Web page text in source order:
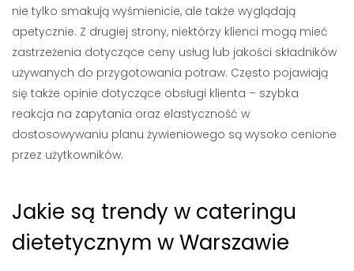
nie tylko smakują wyśmienicie, ale także wyglądają
apetycznie. Z drugiej strony, niektórzy klienci mogą mieć
zastrzeżenia dotyczące ceny usług lub jakości składników
używanych do przygotowania potraw. Często pojawiają
się także opinie dotyczące obsługi klienta – szybka
reakcja na zapytania oraz elastyczność w
dostosowywaniu planu żywieniowego są wysoko cenione
przez użytkowników.
Jakie są trendy w cateringu
dietetycznym w Warszawie